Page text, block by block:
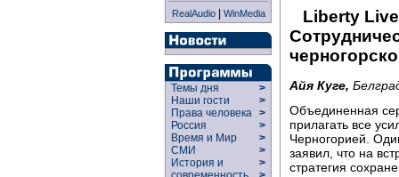
RealAudio| WinMedia
Темы дня
>
Наши гости
>
Права человека >
Россия
>
Время и Мир
>
СМИ
>
История и
>
Liberty
Айя Куге,
Объединенная
прилагать все
Черногорией.
заявил, что на
стратегия